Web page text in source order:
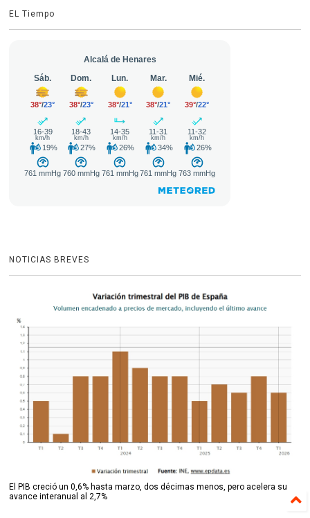
EL Tiempo
NOTICIAS BREVES
El PIB creció un 0,6% hasta marzo, dos décimas menos, pero acelera su
avance interanual al 2,7%